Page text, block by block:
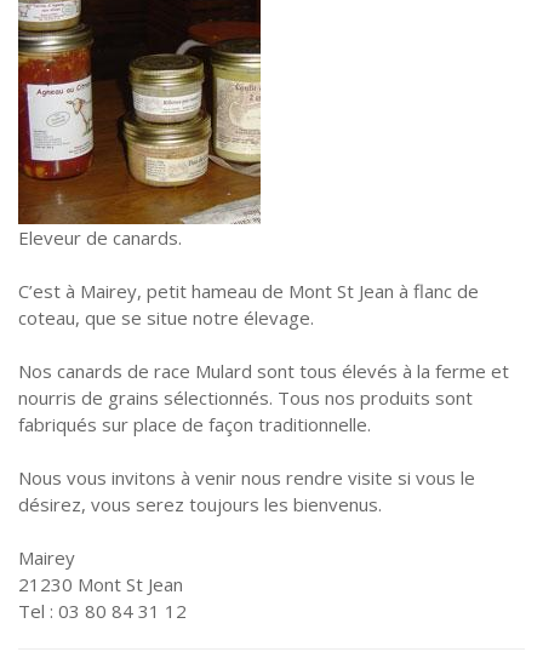
Eleveur de canards.
C’est à Mairey, petit hameau de Mont St Jean à flanc de
coteau, que se situe notre élevage.
Nos canards de race Mulard sont tous élevés à la ferme et
nourris de grains sélectionnés. Tous nos produits sont
fabriqués sur place de façon traditionnelle.
Nous vous invitons à venir nous rendre visite si vous le
désirez, vous serez toujours les bienvenus.
Mairey
21230 Mont St Jean
Tel : 03 80 84 31 12